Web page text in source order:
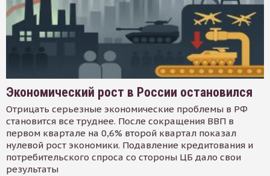
Экономический рост в России остановился
Отрицать серьезные экономические проблемы в РФ
становится все труднее. После сокращения ВВП в
первом квартале на 0,6% второй квартал показал
нулевой рост экономики. Подавление кредитования и
потребительского спроса со стороны ЦБ дало свои
результаты